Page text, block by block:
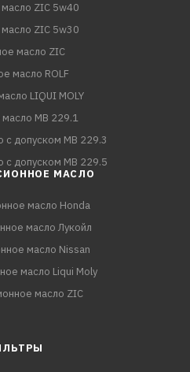
ZIC 5w40
ZIC 5w30
масло ZIC
масло ROLF
LIQUI MOLY
MB 229.1
допуском MB 229.3
допуском MB 229.5
МАСЛО
масло Honda
масло Лукойл
масло Nissan
масло Liqui Moly
масло ZIC